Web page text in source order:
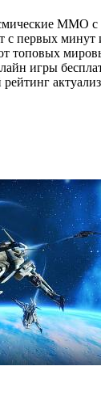
MMO
с первых минут
топовых
игры